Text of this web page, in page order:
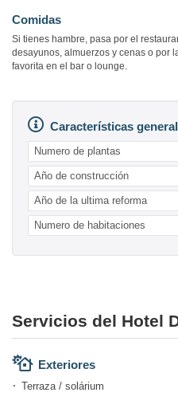
Comidas
Si tienes hambre, pasa por el
desayunos, almuerzos y cenas o por
favorita en el bar o lounge.
Características
Numero de plantas
Año de construcción
Año de la ultima reforma
Numero de habitaciones
Servicios del Hotel
Exteriores
Terraza / solárium